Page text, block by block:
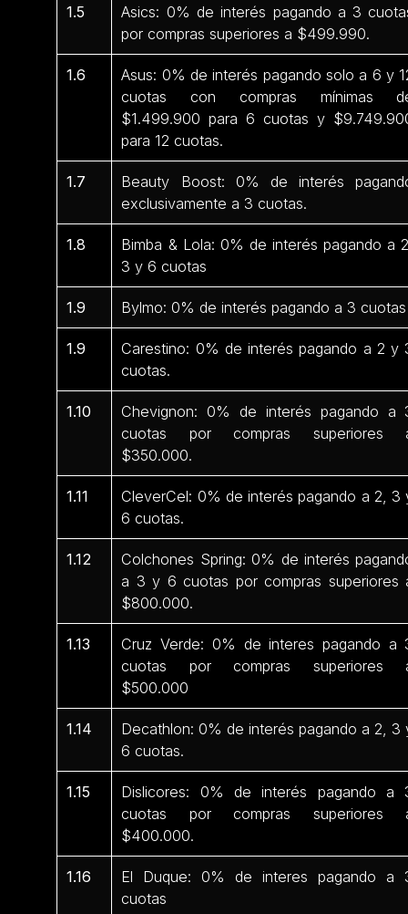
1.5
Asics: 0% de interés pagando a 3
por compras superiores a $499.990.
1.6
Asus: 0% de interés pagando solo a 6 y
cuotas con compras mínimas
$1.499.900 para 6 cuotas y
para 12 cuotas.
1.7
Beauty Boost: 0% de interés
exclusivamente a 3 cuotas.
1.8
Bimba & Lola: 0% de interés pagando a
3 y 6 cuotas
1.9 Bylmo: 0% de interés pagando a 3 cuotas
1.9
Carestino: 0% de interés pagando a 2 y
cuotas.
1.10
Chevignon: 0% de interés pagando a
cuotas por compras superiores
$350.000.
1.11
CleverCel: 0% de interés pagando a 2, 3
6 cuotas.
1.12
Colchones Spring: 0% de interés
a 3 y 6 cuotas por compras superiores
$800.000.
1.13
Cruz Verde: 0% de interes pagando a
cuotas por compras superiores
$500.000
1.14
Decathlon: 0% de interés pagando a 2, 3
6 cuotas.
1.15
Dislicores: 0% de interés pagando a
cuotas por compras superiores
$400.000.
1.16
El Duque: 0% de interes pagando a
cuotas